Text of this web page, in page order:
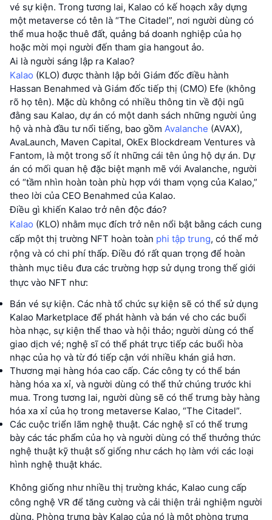
vé sự kiện. Trong tương lai, Kalao có kế hoạch xây dựng
một metaverse có tên là “The Citadel”, nơi người dùng có
thể mua hoặc thuê đất, quảng bá doanh nghiệp của họ
hoặc mời mọi người đến tham gia hangout ảo.
Ai là người sáng lập ra Kalao?
Kalao (KLO) được thành lập bởi Giám đốc điều hành
Hassan Benahmed và Giám đốc tiếp thị (CMO) Efe (không
rõ họ tên). Mặc dù không có nhiều thông tin về đội ngũ
đằng sau Kalao, dự án có một danh sách những người ủng
hộ và nhà đầu tư nổi tiếng, bao gồm Avalanche (AVAX),
AvaLaunch, Maven Capital, OkEx Blockdream Ventures và
Fantom, là một trong số ít những cái tên ủng hộ dự án. Dự
án có mối quan hệ đặc biệt mạnh mẽ với Avalanche, người
có “tầm nhìn hoàn toàn phù hợp với tham vọng của Kalao,”
theo lời của CEO Benahmed của Kalao.
Điều gì khiến Kalao trở nên độc đáo?
Kalao (KLO) nhằm mục đích trở nên nổi bật bằng cách cung
cấp một thị trường NFT hoàn toàn phi tập trung, có thể mở
rộng và có chi phí thấp. Điều đó rất quan trọng để hoàn
thành mục tiêu đưa các trường hợp sử dụng trong thế giới
thực vào NFT như:
Bán vé sự kiện. Các nhà tổ chức sự kiện sẽ có thể sử dụng
Kalao Marketplace để phát hành và bán vé cho các buổi
hòa nhạc, sự kiện thể thao và hội thảo; người dùng có thể
giao dịch vé; nghệ sĩ có thể phát trực tiếp các buổi hòa
nhạc của họ và từ đó tiếp cận với nhiều khán giả hơn.
Thương mại hàng hóa cao cấp. Các công ty có thể bán
hàng hóa xa xỉ, và người dùng có thể thử chúng trước khi
mua. Trong tương lai, người dùng sẽ có thể trưng bày hàng
hóa xa xỉ của họ trong metaverse Kalao, “The Citadel”.
Các cuộc triển lãm nghệ thuật. Các nghệ sĩ có thể trưng
bày các tác phẩm của họ và người dùng có thể thưởng thức
nghệ thuật kỹ thuật số giống như cách họ làm với các loại
hình nghệ thuật khác.
Không giống như nhiều thị trường khác, Kalao cung cấp
công nghệ VR để tăng cường và cải thiện trải nghiệm người
dùng. Phòng trưng bày Kalao của nó là một phòng trưng